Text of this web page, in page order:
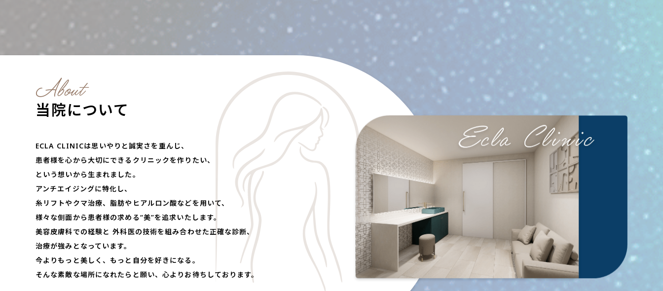
About
当院について
ECLA CLINICは思いやりと誠実さを重んじ、
患者様を心から大切にできるクリニックを作りたい、
という想いから生まれました。
アンチエイジングに特化し、
糸リフトやクマ治療、脂肪やヒアルロン酸などを用いて、
様々な側面から患者様の求める“美”を追求いたします。
美容皮膚科での経験と 外科医の技術を組み合わせた正確な診断、
治療が強みとなっています。
今よりもっと美しく、もっと自分を好きになる。
そんな素敵な場所になれたらと願い、心よりお待ちしております。